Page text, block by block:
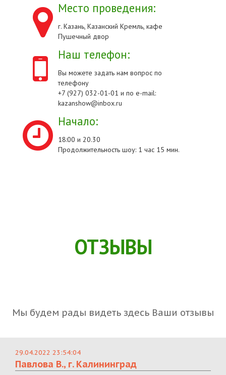
Место проведения:
г. Казань, Казанский Кремль, кафе
Пушечный двор
Наш телефон:
Вы можете задать нам вопрос по
телефону
+7 (927) 032-01-01 и по e-mail:
kazanshow@inbox.ru
Начало:
18:00 и 20.30
Продолжительность шоу: 1 час 15 мин.
ОТЗЫВЫ
Мы будем рады видеть здесь Ваши отзывы
29.04.2022 23:54:04
Павлова В., г. Калининград